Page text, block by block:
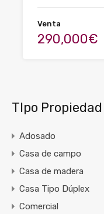
Venta
290,000€
TIpo Propiedad
Adosado
Casa de campo
Casa de madera
Casa Tipo Dúplex
Comercial